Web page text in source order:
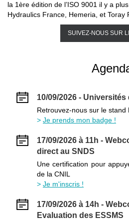
la 1ère édition de l’ISO 9001 il y a
Hydraulics France, Hemeria, et Toray
SUIVEZ-NOUS SUR
10/09/2026 - Universités
Retrouvez-nous sur le stand
Je prends mon badge !
17/09/2026 à 11h -
direct au SNDS
Une certification pour
de la CNIL
Je m'inscris !
17/09/2026 à 14h -
Evaluation des ESSMS